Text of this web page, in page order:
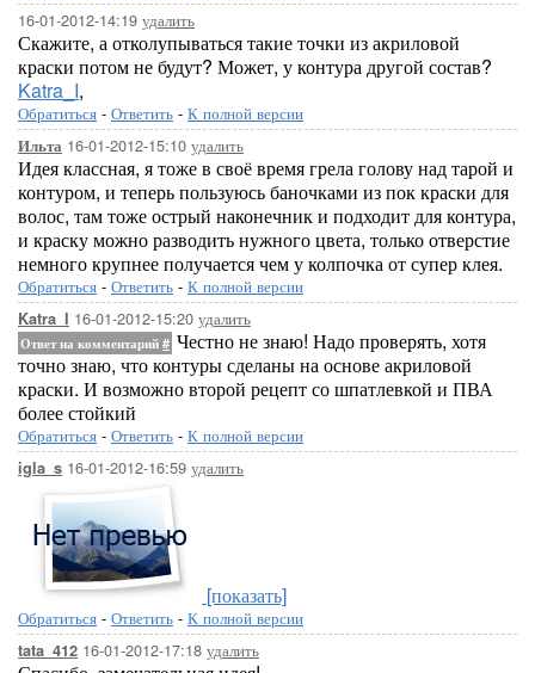
16-01-2012-14:19 удалить
Скажите, а отколупываться такие точки из акриловой
краски потом не будут? Может, у контура другой состав?
Katra_I,
Обратиться - Ответить - К полной версии
Ильта 16-01-2012-15:10 удалить
Идея классная, я тоже в своё время грела голову над тарой и
контуром, и теперь пользуюсь баночками из пок краски для
волос, там тоже острый наконечник и подходит для контура,
и краску можно разводить нужного цвета, только отверстие
немного крупнее получается чем у колпочка от супер клея.
Обратиться - Ответить - К полной версии
Katra_I 16-01-2012-15:20 удалить
Ответ на комментарий # Честно не знаю! Надо проверять, хотя
точно знаю, что контуры сделаны на основе акриловой
краски. И возможно второй рецепт со шпатлевкой и ПВА
более стойкий
Обратиться - Ответить - К полной версии
igla_s 16-01-2012-16:59 удалить
[показать]
Обратиться - Ответить - К полной версии
tata_412 16-01-2012-17:18 удалить